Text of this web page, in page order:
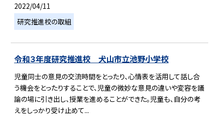
2022/04/11
研究推進校の取組
令和３年度研究推進校 犬山市立池野小学校
児童同士の意見の交流時間をとったり、心情表を活用して話し合
う機会をとったりすることで、児童の微妙な意見の違いや変容を議
論の場に引き出し、授業を進めることができた。児童も、自分の考
えをしっかり受け止めて...